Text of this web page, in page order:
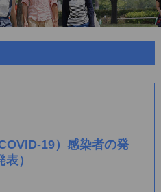
19）感染者の発
）